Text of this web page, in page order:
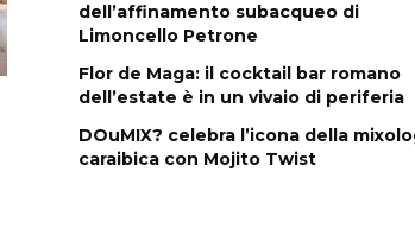
dell’affinamento subacqueo di
Limoncello Petrone
Flor de Maga: il cocktail bar romano
dell’estate è in un vivaio di periferia
DOuMIX? celebra l’icona della
caraibica con Mojito Twist